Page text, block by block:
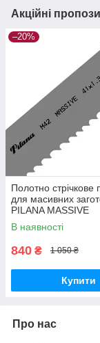
Акційні
–20%
Полотно стрічкове
для масивних
PILANA MASSIVE
В наявності
840 ₴ 1 050 ₴
Купити
Про нас